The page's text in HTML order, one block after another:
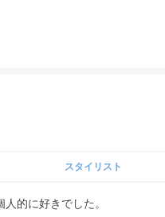
スタイリスト
的に好きでした。